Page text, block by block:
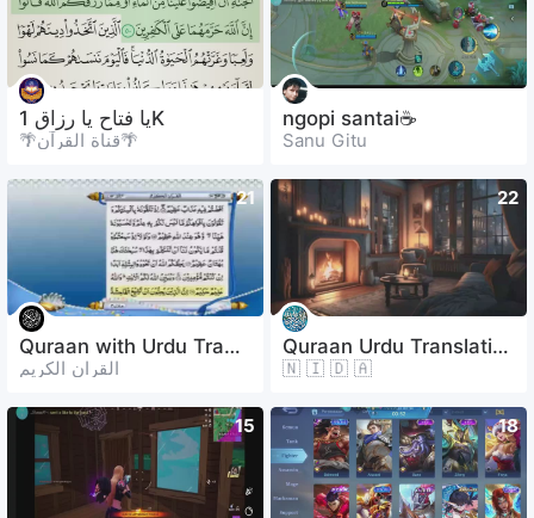
يا فتاح يا رزاق 1K
🌴قناة القرآن🌴
ngopi santai☕
Sanu Gitu
21
Quraan with Urdu Translation
القران الكريم
22
Quraan Urdu Translation
🇳 🇮 🇩 🇦
15 18